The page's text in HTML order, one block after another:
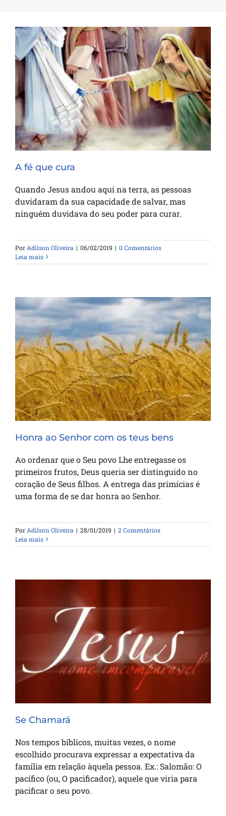
A fé que cura
A fé que cura
Quando Jesus andou aqui na terra, as pessoas
duvidaram da sua capacidade de salvar, mas
ninguém duvidava do seu poder para curar.
PorAdilson Oliveira | 06/02/2019 | 0 Comentários
Leia mais
Honra ao Senhor com os teus bens
Honra ao Senhor com os teus bens
Ao ordenar que o Seu povo Lhe entregasse os
primeiros frutos, Deus queria ser distinguido no
coração de Seus filhos. A entrega das primícias é
uma forma de se dar honra ao Senhor.
PorAdilson Oliveira | 28/01/2019 | 2 Comentários
Leia mais
Se Chamará
Se Chamará
Nos tempos bíblicos, muitas vezes, o nome
escolhido procurava expressar a expectativa da
família em relação àquela pessoa. Ex.: Salomão: O
pacífico (ou, O pacificador), aquele que viria para
pacificar o seu povo.